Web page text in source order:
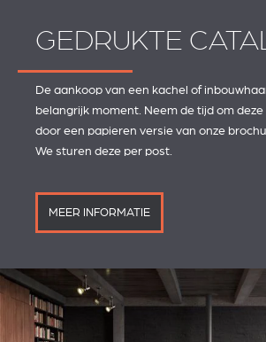
GEDRUKTE
De aankoop van een kachel of
belangrijk moment. Neem de tijd om
door een papieren versie van onze
We sturen deze per post.
MEER INFORMATIE